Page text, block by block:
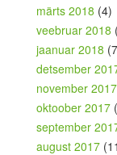
märts 2018 (4)
veebruar 2018
jaanuar 2018
detsember
november 2017
oktoober 2017
september
august 2017